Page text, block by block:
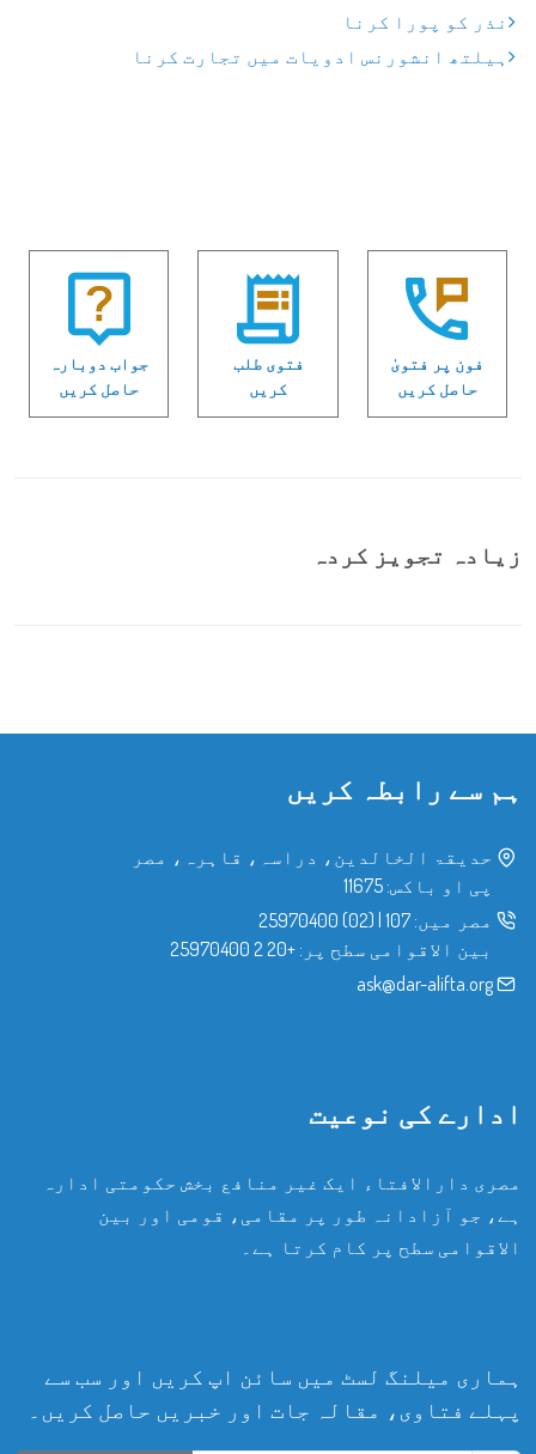
نذر کو پورا کرنا
ہیلتھ انشورنس ادویات میں تجارت کرنا
فون پر فتویٰ
حاصل کریں
فتوی طلب
کریں
جواب دوبارہ
حاصل کریں
زیادہ تجویز کردہ
ہم سے رابطہ کریں
حدیقۃ الخالدین، دراسہ، قاہرہ، مصر
پی او باکس: 11675
مصر میں: 107
|
(02) 25970400
بین الاقوامی سطح پر: +20 2 25970400
ask@dar-alifta.org
ادارے کی نوعیت
مصری دارالافتاء ایک غیر منافع بخش حکومتی ادارہ
ہے، جو آزادانہ طور پر مقامی، قومی اور بین
الاقوامی سطح پر کام کرتا ہے۔
ہماری میلنگ لسٹ میں سائن اپ کریں اور سب سے
پہلے فتاوی، مقالہ جات اور خبریں حاصل کریں۔